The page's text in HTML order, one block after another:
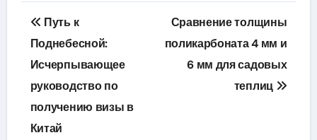
Навигация
по
записям
Путь к
Поднебесной:
Исчерпывающее
руководство по
получению визы в
Китай
Сравнение толщины
поликарбоната 4 мм и
6 мм для садовых
теплиц